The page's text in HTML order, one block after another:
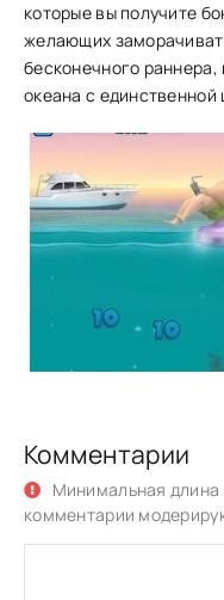
которые вы получите
желающих
бесконечного раннера,
океана с
Комментарии
Минимальная
комментарии